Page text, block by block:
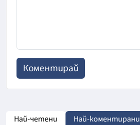
Най-четени Най-коментирани